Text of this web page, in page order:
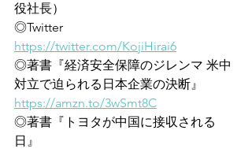
役社長）
◎Twitter
https://twitter.com/KojiHirai6
◎著書『経済安全保障のジレンマ 米中
対立で迫られる日本企業の決断』
https://amzn.to/3wSmt8C
◎著書『トヨタが中国に接収される
日』